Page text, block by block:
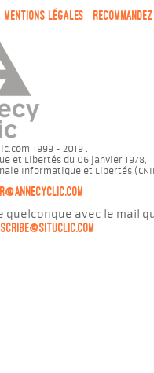
Mentions légales -
1999 - 2019 .
et Libertés du 06 janvier 1978,
Informatique et Libertés
avec le mail